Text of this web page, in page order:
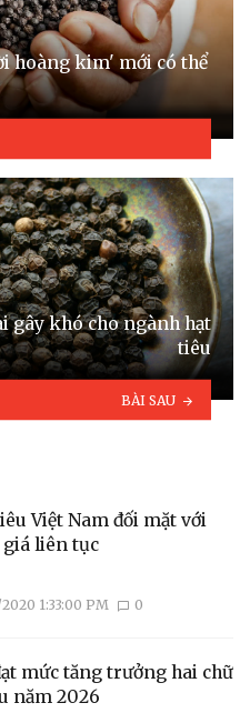
hoàng kim' mới có thể
gây khó cho ngành hạt
tiêu
BÀI SAU
Việt Nam đối mặt với
liên tục
1:33:00 PM 0
mức tăng trưởng hai chữ
năm 2026